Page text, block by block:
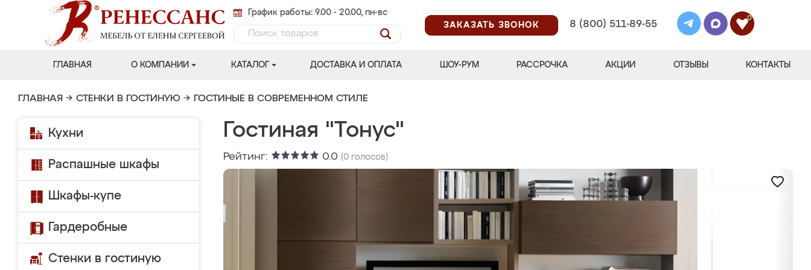
График работы: 9.00 - 20.00, пн-вс
ЗАКАЗАТЬ ЗВОНОК
8 (800) 511-89-55
0
ГЛАВНАЯ О КОМПАНИИ КАТАЛОГ ДОСТАВКА И ОПЛАТА ШОУ-РУМ РАССРОЧКА АКЦИИ ОТЗЫВЫ КОНТАКТЫ
ГЛАВНАЯ → СТЕНКИ В ГОСТИНУЮ → ГОСТИНЫЕ В СОВРЕМЕННОМ СТИЛЕ
Кухни
Распашные шкафы
Шкафы-купе
Гардеробные
Стенки в гостиную
Гостиная "Тонус"
Рейтинг: 0.0 (0 голосов)